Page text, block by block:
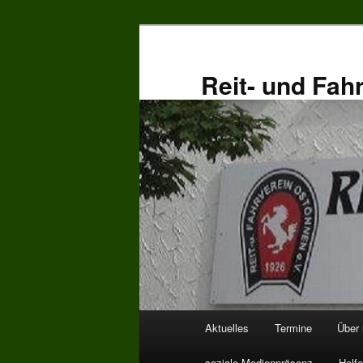
Reit- und
Aktuelles Termine Über